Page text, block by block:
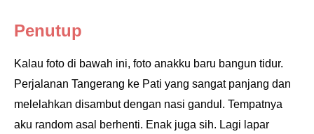
Penutup
Kalau foto di bawah ini, foto anakku baru bangun tidur.
Perjalanan Tangerang ke Pati yang sangat panjang dan
melelahkan disambut dengan nasi gandul. Tempatnya
aku random asal berhenti. Enak juga sih. Lagi lapar